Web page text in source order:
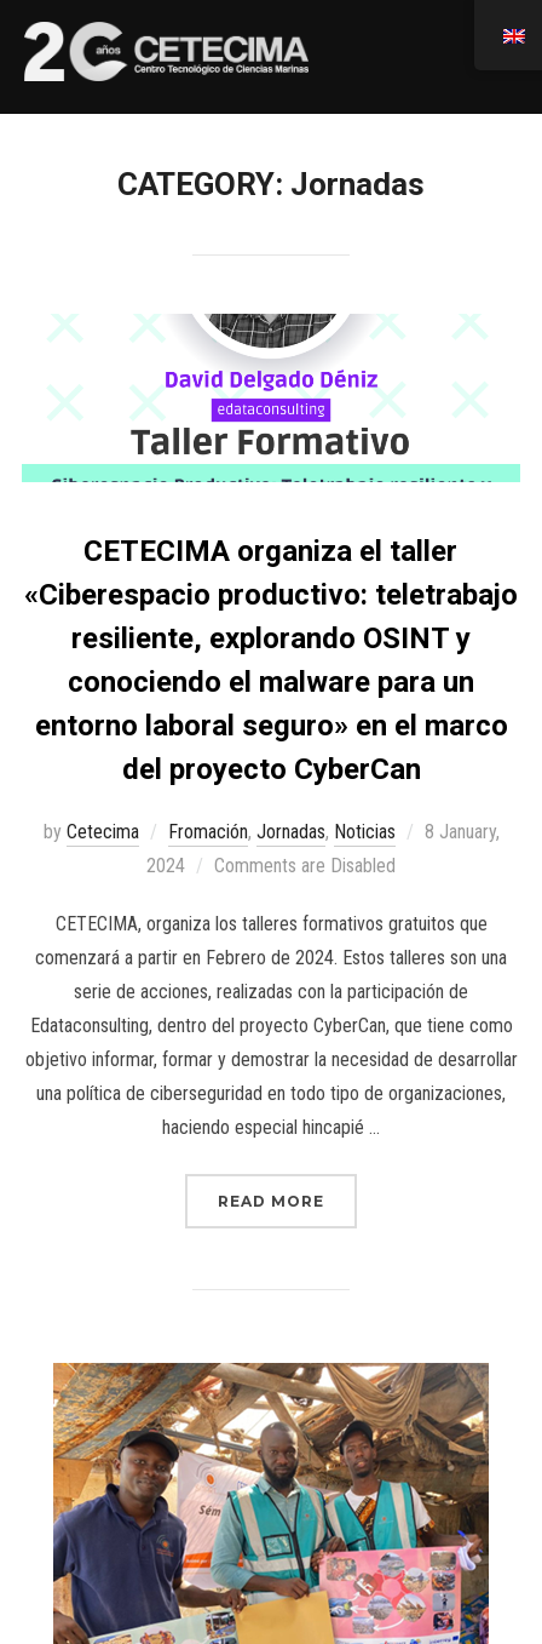
CATEGORY: Jornadas
CETECIMA organiza el taller
«Ciberespacio productivo: teletrabajo
resiliente, explorando OSINT y
conociendo el malware para un
entorno laboral seguro» en el marco
del proyecto CyberCan
by Cetecima Fromación, Jornadas, Noticias
8 January,
2024
Comments are Disabled
CETECIMA, organiza los talleres formativos gratuitos que
comenzará a partir en Febrero de 2024. Estos talleres son una
serie de acciones, realizadas con la participación de
Edataconsulting, dentro del proyecto CyberCan, que tiene como
objetivo informar, formar y demostrar la necesidad de desarrollar
una política de ciberseguridad en todo tipo de organizaciones,
haciendo especial hincapié …
READ MORE